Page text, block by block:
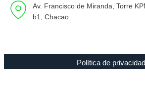
Av. Francisco de Miranda, Torre
b1, Chacao.
Política de privacidad